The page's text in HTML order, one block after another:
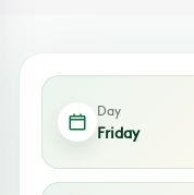
Day
Friday